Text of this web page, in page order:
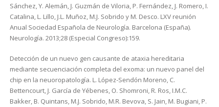
Sánchez, Y. Alemán, J. Guzmán de Viloria, P. Fernández, J. Romero, I.
Catalina, L. Lillo, J.L. Muñoz, M.J. Sobrido y M. Desco. LXV reunión
Anual Sociedad Española de Neurología. Barcelona (España).
Neurología. 2013;28 (Especial Congreso):159.
Detección de un nuevo gen causante de ataxia hereditaria
mediante secuenciación completa del exoma: un nuevo panel del
chip en la neuoropatología. L. López-Sendón Moreno, C.
Bettencourt, J. García de Yébenes, O. Shomroni, R. Ros, I.M.C.
Bakker, B. Quintans, M.J. Sobrido, M.R. Bevova, S. Jain, M. Bugiani, P.